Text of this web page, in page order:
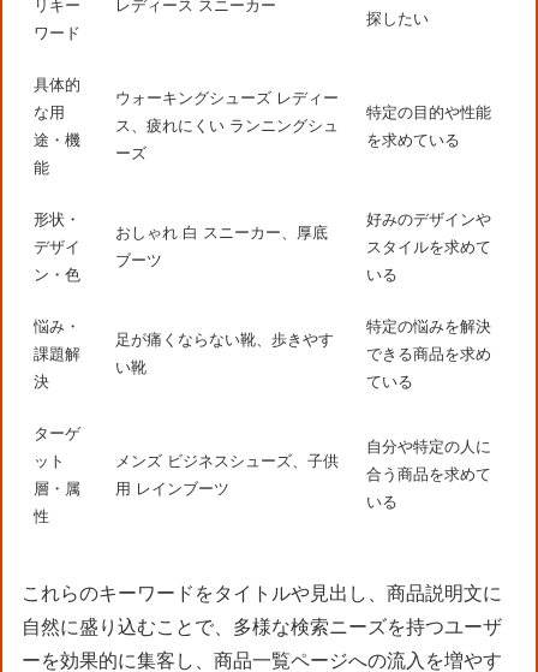
リキー
ワード
レディース スニーカー
探したい
具体的
な用
途・機
能
ウォーキングシューズ レディー
ス、疲れにくい ランニングシュ
ーズ
特定の目的や性能
を求めている
形状・
デザイ
ン・色
おしゃれ 白 スニーカー、厚底
ブーツ
好みのデザインや
スタイルを求めて
いる
悩み・
課題解
決
足が痛くならない靴、歩きやす
い靴
特定の悩みを解決
できる商品を求め
ている
ターゲ
ット
層・属
性
メンズ ビジネスシューズ、子供
用 レインブーツ
自分や特定の人に
合う商品を求めて
いる
これらのキーワードをタイトルや見出し、商品説明文に
自然に盛り込むことで、多様な検索ニーズを持つユーザ
ーを効果的に集客し、商品一覧ページへの流入を増やす